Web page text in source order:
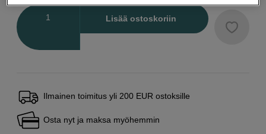
Lisää ostoskoriin
Ilmainen toimitus yli 200 EUR ostoksille
Osta nyt ja maksa myöhemmin